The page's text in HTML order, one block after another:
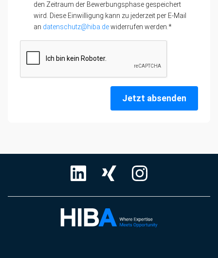
den Zeitraum der Bewerbungsphase gespeichert
wird. Diese Einwilligung kann zu jederzeit per E-Mail
an datenschutz@hiba.dewiderrufen werden.*
Jetzt absenden